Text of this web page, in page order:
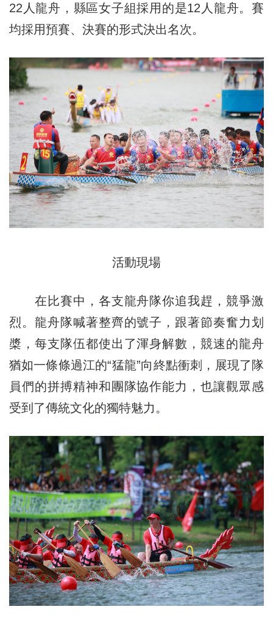
22人龍舟，縣區女子組採用的是12人龍舟。賽
均採用預賽、決賽的形式決出名次。
活動現場
在比賽中，各支龍舟隊你追我趕，競爭激
烈。龍舟隊喊著整齊的號子，跟著節奏奮力划
槳，每支隊伍都使出了渾身解數，競速的龍舟
猶如一條條過江的“猛龍”向終點衝刺，展現了隊
員們的拼搏精神和團隊協作能力，也讓觀眾感
受到了傳統文化的獨特魅力。